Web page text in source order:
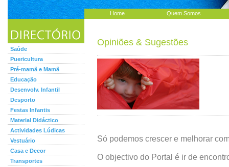
Home Quem Somos
Saúde
Puericultura
Pré-mamã e Mamã
Educação
Desenvolv. Infantil
Desporto
Festas Infantis
Material Didáctico
Actividades Lúdicas
Vestuário
Casa e Decor
Transportes
Opiniões & Sugestões
Só podemos crescer e melhorar
O objectivo do Portal é ir de